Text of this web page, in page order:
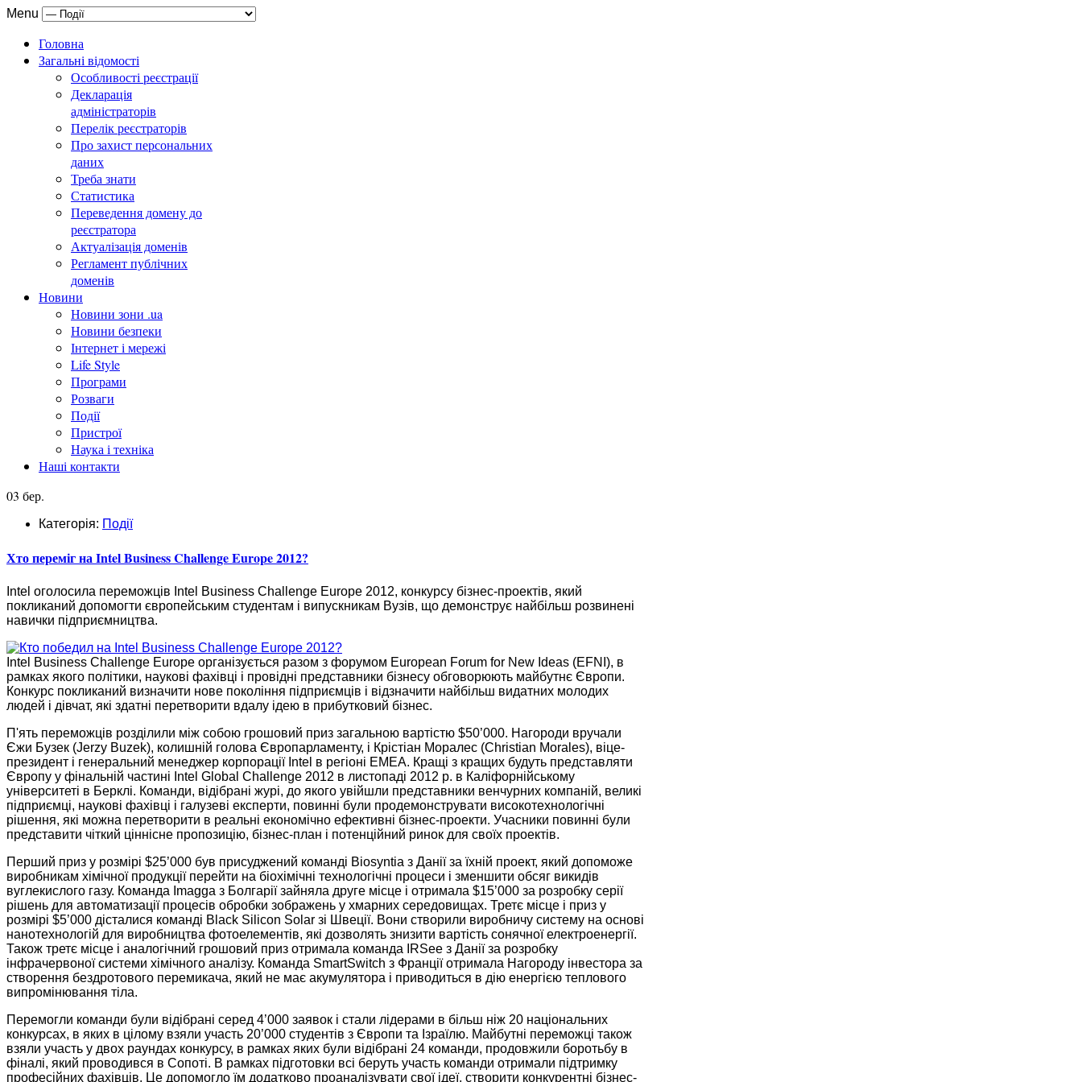
Menu
Головна
Загальні відомості
Особливості реєстрації
Декларація
адміністраторів
Перелік реєстраторів
Про захист персональних
даних
Треба знати
Статистика
Переведення домену до
реєстратора
Актуалізація доменів
Регламент публічних
доменів
Новини
Новини зони .ua
Новини безпеки
Інтернет і мережі
Life Style
Програми
Розваги
Події
Пристрої
Наука і техніка
Наші контакти
03 бер.
Категорія: Події
Хто переміг на Intel Business Challenge Europe 2012?
Intel оголосила переможців Intel Business Challenge Europe 2012, конкурсу бізнес-проектів, який
покликаний допомогти європейським студентам і випускникам Вузів, що демонструє найбільш розвинені
навички підприємництва.
Intel Business Challenge Europe організується разом з форумом European Forum for New Ideas (EFNI), в
рамках якого політики, наукові фахівці і провідні представники бізнесу обговорюють майбутнє Європи.
Конкурс покликаний визначити нове покоління підприємців і відзначити найбільш видатних молодих
людей і дівчат, які здатні перетворити вдалу ідею в прибутковий бізнес.
П'ять переможців розділили між собою грошовий приз загальною вартістю $50’000. Нагороди вручали
Єжи Бузек (Jerzy Buzek), колишній голова Європарламенту, і Крістіан Моралес (Christian Morales), віце-
президент і генеральний менеджер корпорації Intel в регіоні EMEA. Кращі з кращих будуть представляти
Європу у фінальній частині Intel Global Challenge 2012 в листопаді 2012 р. в Каліфорнійському
університеті в Берклі. Команди, відібрані журі, до якого увійшли представники венчурних компаній, великі
підприємці, наукові фахівці і галузеві експерти, повинні були продемонструвати високотехнологічні
рішення, які можна перетворити в реальні економічно ефективні бізнес-проекти. Учасники повинні були
представити чіткий ціннісне пропозицію, бізнес-план і потенційний ринок для своїх проектів.
Перший приз у розмірі $25’000 був присуджений команді Biosyntia з Данії за їхній проект, який допоможе
виробникам хімічної продукції перейти на біохімічні технологічні процеси і зменшити обсяг викидів
вуглекислого газу. Команда Imagga з Болгарії зайняла друге місце і отримала $15’000 за розробку серії
рішень для автоматизації процесів обробки зображень у хмарних середовищах. Третє місце і приз у
розмірі $5’000 дісталися команді Black Silicon Solar зі Швеції. Вони створили виробничу систему на основі
нанотехнологій для виробництва фотоелементів, які дозволять знизити вартість сонячної електроенергії.
Також третє місце і аналогічний грошовий приз отримала команда IRSee з Данії за розробку
інфрачервоної системи хімічного аналізу. Команда SmartSwitch з Франції отримала Нагороду інвестора за
створення бездротового перемикача, який не має акумулятора і приводиться в дію енергією теплового
випромінювання тіла.
Перемогли команди були відібрані серед 4’000 заявок і стали лідерами в більш ніж 20 національних
конкурсах, в яких в цілому взяли участь 20’000 студентів з Європи та Ізраїлю. Майбутні переможці також
взяли участь у двох раундах конкурсу, в рамках яких були відібрані 24 команди, продовжили боротьбу в
фіналі, який проводився в Сопоті. В рамках підготовки всі беруть участь команди отримали підтримку
професійних фахівців. Це допомогло їм додатково проаналізувати свої ідеї, створити конкурентні бізнес-